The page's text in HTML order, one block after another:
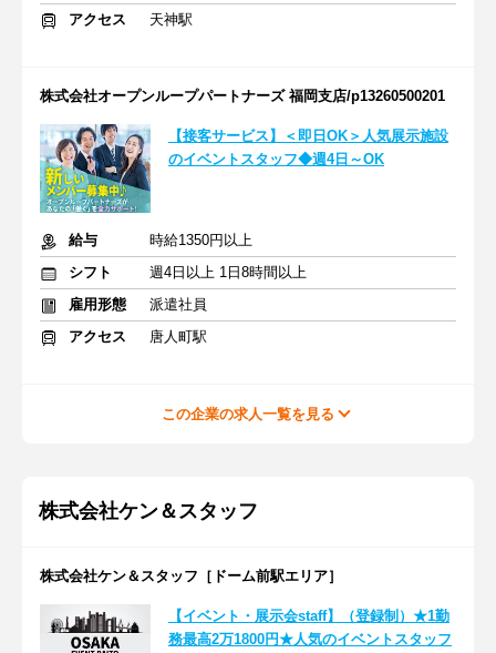
アクセス
天神駅
株式会社オープンループパートナーズ 福岡支店/p13260500201
【接客サービス】＜即日OK＞人気展示施設
のイベントスタッフ◆週4日～OK
給与
時給1350円以上
シフト
週4日以上 1日8時間以上
雇用形態
派遣社員
アクセス
唐人町駅
この企業の求人一覧を見る
株式会社ケン＆スタッフ
株式会社ケン＆スタッフ［ドーム前駅エリア］
【イベント・展示会staff】（登録制）★1勤
務最高2万1800円★人気のイベントスタッフ